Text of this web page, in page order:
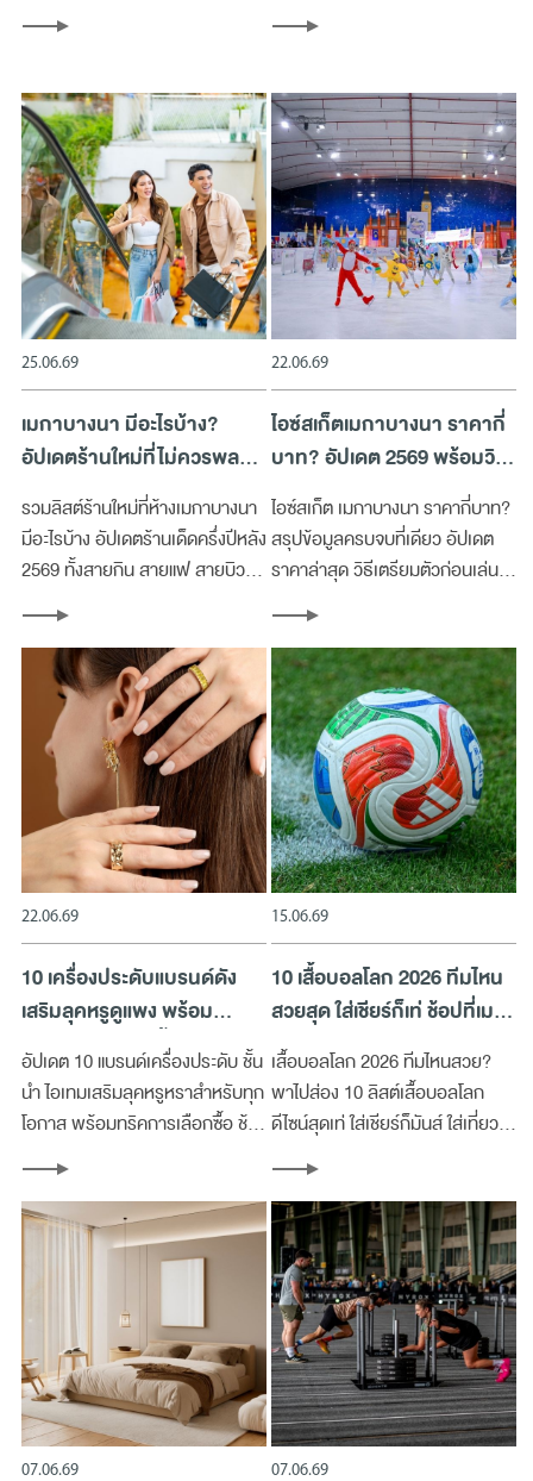
25.06.69
เมกาบางนา มีอะไรบ้าง?
อัปเดตร้านใหม่ที่ไม่ควรพลาด
ครึ่งปีหลัง 2569
รวมลิสต์ร้านใหม่ที่ห้างเมกาบางนา
มีอะไรบ้าง อัปเดตร้านเด็ดครึ่งปีหลัง
2569 ทั้งสายกิน สายแฟ สายบิวตี้
22.06.69
ไอซ์สเก็ตเมกาบางนา ราคากี่
บาท? อัปเดต 2569 พร้อมวิธี
เตรียมตัวก่อนเล่น
ไอซ์สเก็ต เมกาบางนา ราคากี่บาท?
สรุปข้อมูลครบจบที่เดียว อัปเดต
ราคาล่าสุด วิธีเตรียมตัวก่อนเล่น
22.06.69
10 เครื่องประดับแบรนด์ดัง
เสริมลุคหรูดูแพง พร้อม
เทคนิคการเลือกซื้อ
อัปเดต 10 แบรนด์เครื่องประดับ ชั้น
นำ ไอเทมเสริมลุคหรูหราสำหรับทุก
โอกาส พร้อมทริคการเลือกซื้อ ช้อ
15.06.69
10 เสื้อบอลโลก 2026 ทีมไหน
สวยสุด ใส่เชียร์ก็เท่ ช้อปที่เม
กาบางนา
เสื้อบอลโลก 2026 ทีมไหนสวย?
พาไปส่อง 10 ลิสต์เสื้อบอลโลก
ดีไซน์สุดเท่ ใส่เชียร์ก็มันส์ ใส่เที่ยวก็
07.06.69 07.06.69